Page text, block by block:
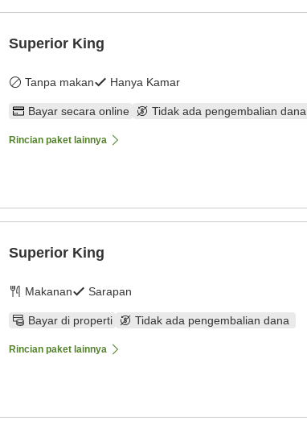
Superior King
Tanpa makan Hanya Kamar
Bayar secara online Tidak ada pengembalian dana
Rincian paket lainnya
Superior King
Makanan Sarapan
Bayar di properti Tidak ada pengembalian dana
Rincian paket lainnya